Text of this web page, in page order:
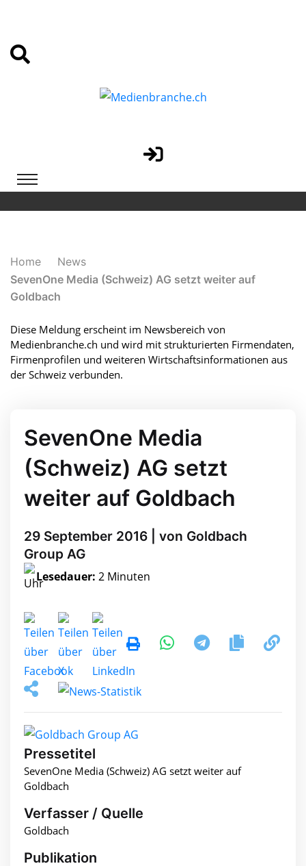
Home
News
SevenOne Media (Schweiz) AG setzt weiter auf
Goldbach
Diese Meldung erscheint im Newsbereich von
Medienbranche.ch und wird mit strukturierten Firmendaten,
Firmenprofilen und weiteren Wirtschaftsinformationen aus
der Schweiz verbunden.
SevenOne Media
(Schweiz) AG setzt
weiter auf Goldbach
29 September 2016 | von Goldbach
Group AG
Lesedauer: 2 Minuten
Pressetitel
SevenOne Media (Schweiz) AG setzt weiter auf
Goldbach
Verfasser / Quelle
Goldbach
Publikation